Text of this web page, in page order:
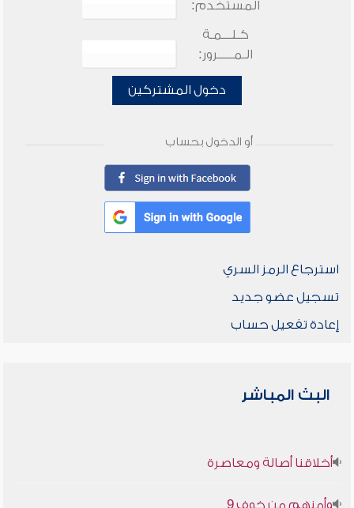
المستخدم:
كـلـــمـة
الـمـــــرور:
دخول المشتركين
أو الدخول بحساب
استرجاع الرمز السري
تسجيل عضو جديد
إعادة تفعيل حساب
البث المباشر
أخلاقنا أصالة ومعاصرة
وأمنهم من خوف 9